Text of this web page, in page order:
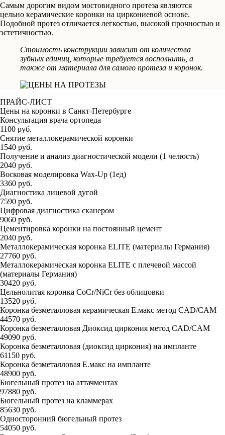
Самым дорогим видом мостовидного протеза являются
цельно керамические коронки на циркониевой основе.
Подобной протез отличается легкостью, высокой прочностью и
эстетичностью.
Стоимость конструкции зависит от количества
зубных единиц, которые требуется восполнить, а
также от материала для самого протеза и коронок.
ПРАЙС-ЛИСТ
Цены на коронки в Санкт-Петербурге
Консультация врача ортопеда
1100 руб.
Снятие металлокерамической коронки
1540 руб.
Получение и анализ диагностической модели (1 челюсть)
2040 руб.
Восковая моделировка Wax-Up (1ед)
3360 руб.
Диагностика лицевой дугой
7590 руб.
Цифровая диагностика сканером
9060 руб.
Цементировка коронки на постоянный цемент
2040 руб.
Металлокерамическая коронка ELITE (материалы Германия)
27760 руб.
Металлокерамическая коронка ELITE с плечевой массой
(материалы Германия)
30420 руб.
Цельнолитая коронка CoCr/NiCr без облицовки
13520 руб.
Коронка безметалловая керамическая Е.макс метод CAD/CAM
44570 руб.
Коронка безметалловая Диоксид циркония метод CAD/CAM
49090 руб.
Коронка безметалловая (диоксид циркония) на импланте
61150 руб.
Коронка безметалловая Е.макс на импланте
48900 руб.
Бюгельный протез на аттачментах
97880 руб.
Бюгельный протез на кламмерах
85630 руб.
Односторонний бюгельный протез
54050 руб.